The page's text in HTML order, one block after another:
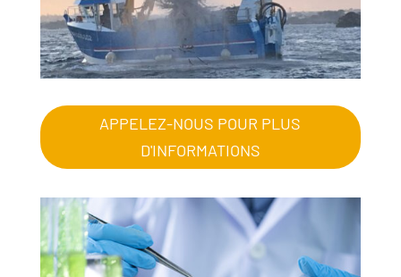
APPELEZ-NOUS POUR PLUS
D'INFORMATIONS